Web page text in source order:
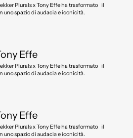
Plurals x Tony Effe ha trasformato il
uno spazio di audacia e iconicità.
Effe
Plurals x Tony Effe ha trasformato il
uno spazio di audacia e iconicità.
Effe
Plurals x Tony Effe ha trasformato il
uno spazio di audacia e iconicità.